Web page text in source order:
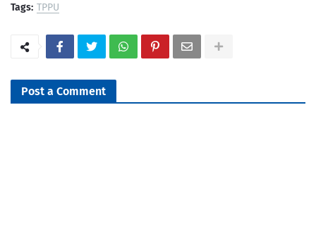
Tags: TPPU
Post a Comment